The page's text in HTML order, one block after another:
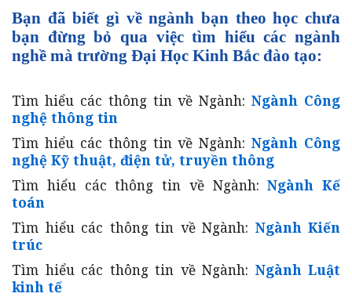
Bạn đã biết gì về ngành bạn theo học chưa
bạn đừng bỏ qua việc tìm hiểu các ngành
nghề mà trường Đại Học Kinh Bắc đào tạo:
Tìm hiểu các thông tin về Ngành:Ngành Công
nghệ thông tin
Tìm hiểu các thông tin về Ngành:Ngành Công
nghệ Kỹ thuật, điện tử, truyền thông
Tìm hiểu các thông tin về Ngành:Ngành Kế
toán
Tìm hiểu các thông tin về Ngành: Ngành Kiến
trúc
Tìm hiểu các thông tin về Ngành: Ngành Luật
kinh tế